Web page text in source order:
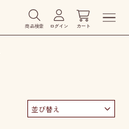
商品検索 ログイン カート